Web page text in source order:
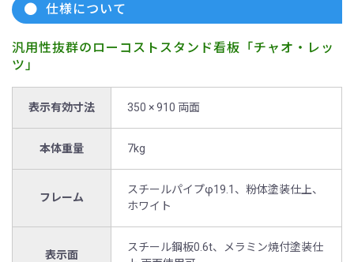
仕様について
汎用性抜群のローコストスタンド看板「チャオ・レッ
ツ」
表示有効寸法 350 × 910 両面
本体重量 7kg
フレーム
スチールパイプφ19.1、粉体塗装仕上、
ホワイト
表示面
スチール鋼板0.6t、メラミン焼付塗装仕